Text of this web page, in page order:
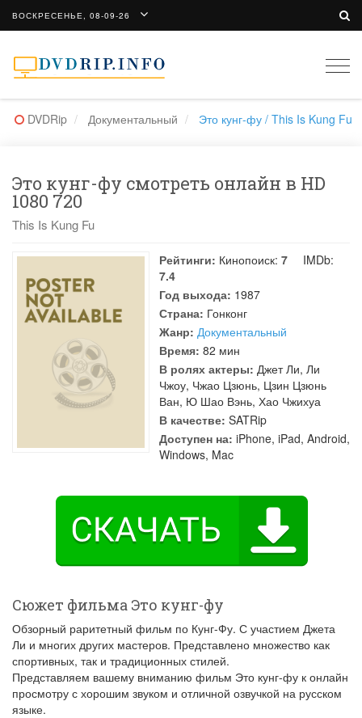
ВОСКРЕСЕНЬЕ, 08-09-26
DVDRip Документальный Это кунг-фу / This Is Kung Fu
Это кунг-фу смотреть онлайн в HD
1080 720
This Is Kung Fu
Рейтинги: Кинопоиск: 7
IMDb:
7.4
Год выхода: 1987
Страна: Гонконг
Жанр: Документальный
Время: 82 мин
В ролях актеры: Джет Ли, Ли
Чжоу, Чжао Цзюнь, Цзин Цзюнь
Ван, Ю Шао Вэнь, Хао Чжихуа
В качестве: SATRip
Доступен на: iPhone, iPad, Android,
Windows, Mac
Сюжет фильма Это кунг-фу
Обзорный раритетный фильм по Кунг-Фу. С участием Джета
Ли и многих других мастеров. Представлено множество как
спортивных, так и традиционных стилей.
Представляем вашему вниманию фильм Это кунг-фу к онлайн
просмотру с хорошим звуком и отличной озвучкой на русском
языке.